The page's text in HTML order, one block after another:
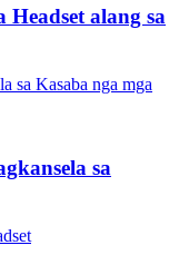
alang sa
sa